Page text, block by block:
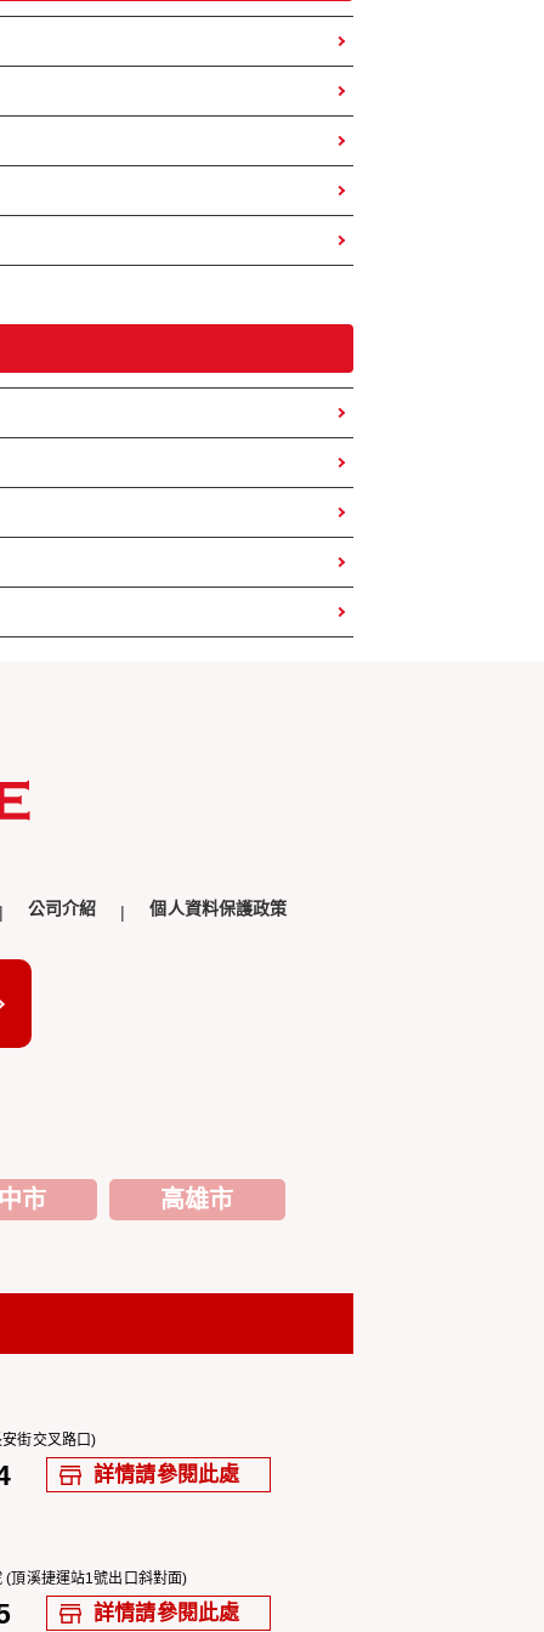
公司介紹 個人資料保護政策
市 高雄市
街交叉路口)
詳情請參閱此處
頂溪捷運站1號出口斜對面)
詳情請參閱此處